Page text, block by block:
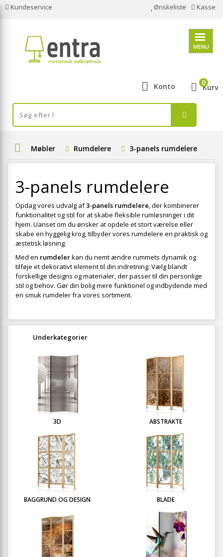
Kundeservice Ønskeliste Kasse
MENU
Konto Kurv
0
Møbler Rumdelere 3-panels rumdelere
3-panels rumdelere
Opdag vores udvalg af3-panels rumdelere, der kombinerer
funktionalitet og stil for at skabe fleksible rumløsninger i dit
hjem. Uanset om du ønsker at opdele et stort værelse eller
skabe en hyggelig krog, tilbyder vores rumdelere en praktisk og
æstetisk løsning.
Med en rumdelerkan du nemt ændre rummets dynamik og
tilføje et dekorativt element til din indretning. Vælg blandt
forskellige designs og materialer, der passer til din personlige
stil og behov. Gør din bolig mere funktionel og indbydende med
en smuk rumdeler fra vores sortiment.
Underkategorier
3D ABSTRAKTE
BAGGRUND OG DESIGN BLADE